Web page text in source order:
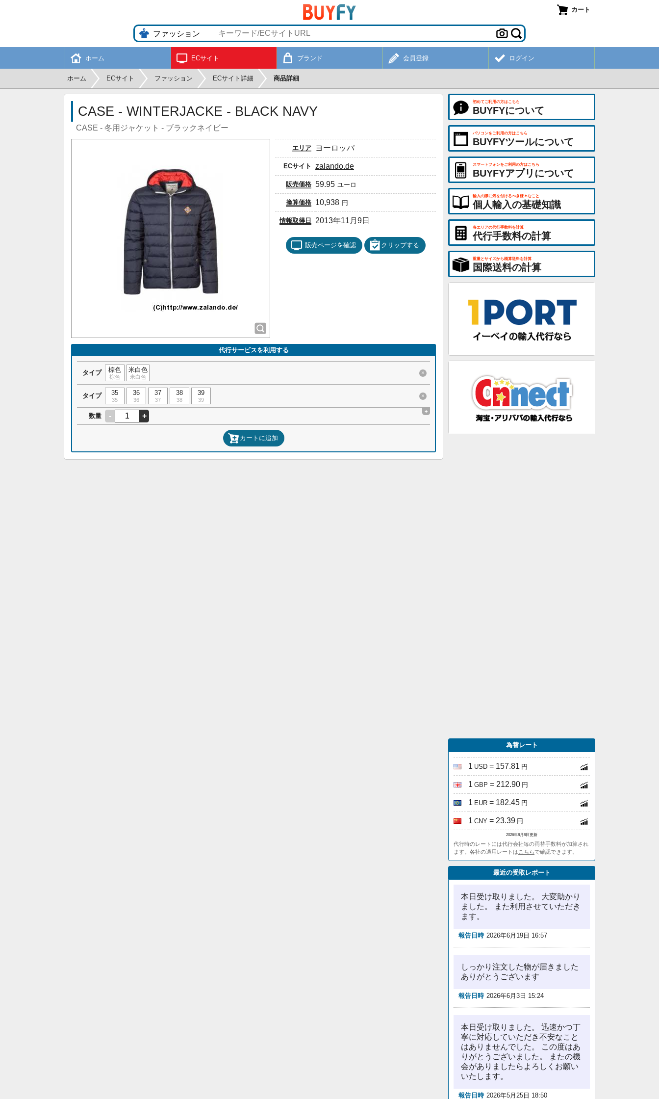
カート
ホーム ECサイト ブランド 会員登録 ログイン
ホーム ECサイト ファッション ECサイト詳細 商品詳細
CASE - WINTERJACKE - BLACK NAVY
CASE - 冬用ジャケット - ブラックネイビー
エリア ヨーロッパ
ECサイト zalando.de
販売価格 59.95 ユーロ
換算価格 10,938 円
情報取得日 2013年11月9日
販売ページを確認 クリップする
代行サービスを利用する
タイプ 棕色
棕色
米白色
米白色
×
タイプ 35
35
36
36
37
37
38
38
39
39
×
数量 - +
+
カートに追加
初めてご利用の方はこちら
BUYFYについて
パソコンをご利用の方はこちら
BUYFYツールについて
スマートフォンをご利用の方はこちら
BUYFYアプリについて
輸入の際に気を付けるべき様々なこと
個人輸入の基礎知識
各エリアの代行手数料を計算
代行手数料の計算
重量とサイズから概算送料を計算
国際送料の計算
為替レート
1 USD = 157.81 円
1 GBP = 212.90 円
1 EUR = 182.45 円
1 CNY = 23.39 円
2026年8月8日更新
代行時のレートには代行会社毎の両替手数料が加算され
ます。各社の適用レートは こちらで確認できます。
最近の受取レポート
本日受け取りました。 大変助かり
ました。 また利用させていただき
ます。
報告日時 2026年6月19日 16:57
しっかり注文した物が届きました
ありがとうございます
報告日時 2026年6月3日 15:24
本日受け取りました。 迅速かつ丁
寧に対応していただき不安なこと
はありませんでした。 この度はあ
りがとうございました。 またの機
会がありましたらよろしくお願い
いたします。
報告日時 2026年5月25日 18:50